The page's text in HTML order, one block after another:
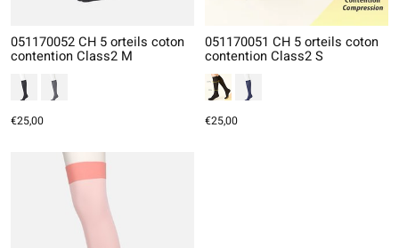
051170052 CH 5 orteils coton
contention Class2 M
€25,00
051170051 CH 5 orteils coton
contention Class2 S
€25,00